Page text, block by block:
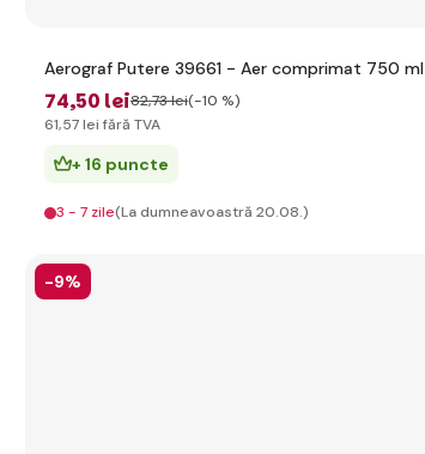
Aerograf Putere 39661 - Aer comprimat 750 ml
74,50 lei82,73 lei(-10 %)
61,57 lei fără TVA
+ 16 puncte
3 - 7 zile(La dumneavoastră 20.08.)
-9%